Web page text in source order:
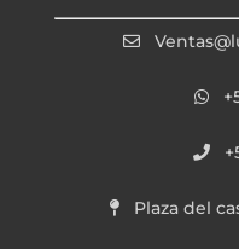
Plaza del